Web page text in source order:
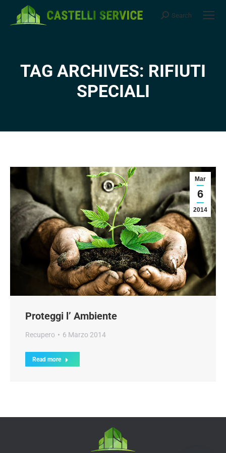
Search:
Search
TAG ARCHIVES: RIFIUTI
SPECIALI
Mar
6
2014
Proteggi l’ Ambiente
Recupero 6 Marzo 2014
Read more